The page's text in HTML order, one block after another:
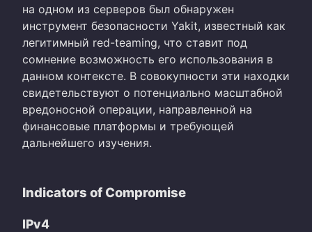
на одном из серверов был обнаружен
инструмент безопасности Yakit, известный как
легитимный red-teaming, что ставит под
сомнение возможность его использования в
данном контексте. В совокупности эти находки
свидетельствуют о потенциально масштабной
вредоносной операции, направленной на
финансовые платформы и требующей
дальнейшего изучения.
Indicators of Compromise
IPv4